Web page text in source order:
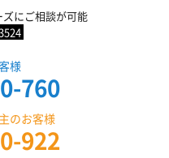
にご相談が可能
様
760
のお客様
922